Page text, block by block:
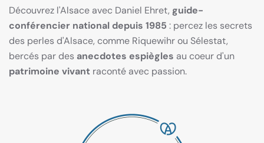
Découvrez l'Alsace avec Daniel Ehret, guide-
conférencier national depuis 1985 : percez les secrets
des perles d'Alsace, comme Riquewihr ou Sélestat,
bercés par des anecdotes espiègles au coeur d'un
patrimoine vivant raconté avec passion.